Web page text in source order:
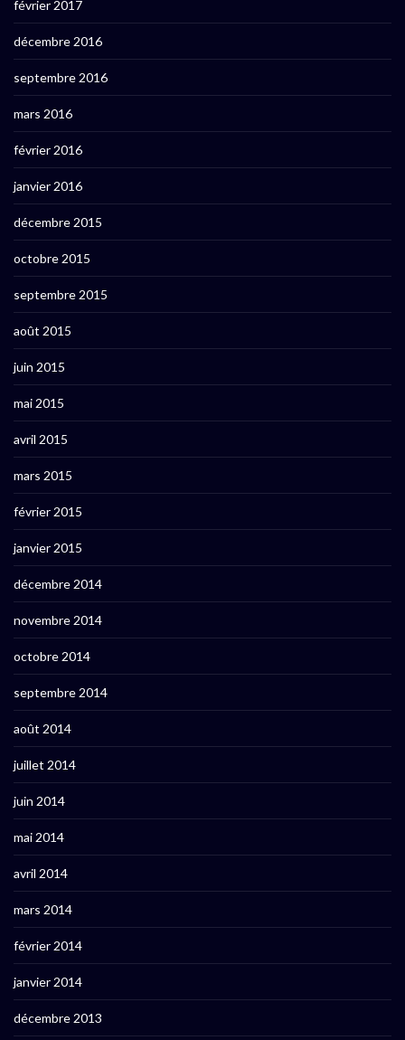
février 2017
décembre 2016
septembre 2016
mars 2016
février 2016
janvier 2016
décembre 2015
octobre 2015
septembre 2015
août 2015
juin 2015
mai 2015
avril 2015
mars 2015
février 2015
janvier 2015
décembre 2014
novembre 2014
octobre 2014
septembre 2014
août 2014
juillet 2014
juin 2014
mai 2014
avril 2014
mars 2014
février 2014
janvier 2014
décembre 2013